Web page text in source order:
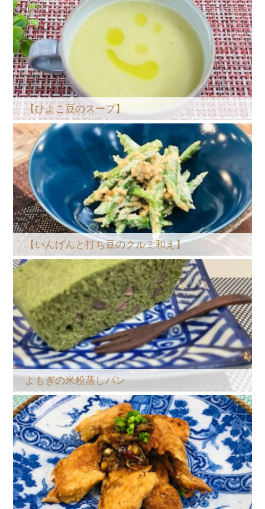
【ひよこ豆のスープ】
【いんげんと打ち豆のクルミ和え】
よもぎの米粉蒸しパン